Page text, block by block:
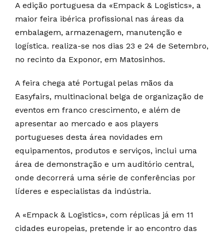
A edição portuguesa da «Empack & Logistics», a
maior feira ibérica profissional nas áreas da
embalagem, armazenagem, manutenção e
logística. realiza-se nos dias 23 e 24 de Setembro,
no recinto da Exponor, em Matosinhos.
A feira chega até Portugal pelas mãos da
Easyfairs, multinacional belga de organização de
eventos em franco crescimento, e além de
apresentar ao mercado e aos players
portugueses desta área novidades em
equipamentos, produtos e serviços, inclui uma
área de demonstração e um auditório central,
onde decorrerá uma série de conferências por
líderes e especialistas da indústria.
A «Empack & Logistics», com réplicas já em 11
cidades europeias, pretende ir ao encontro das